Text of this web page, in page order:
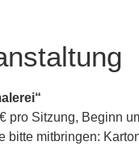
pro Sitzung, Beginn
bitte mitbringen: